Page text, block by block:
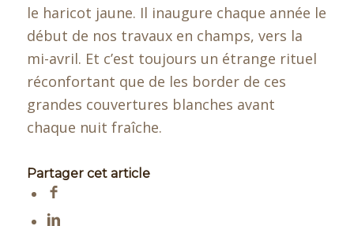
le haricot jaune. Il inaugure chaque année le
début de nos travaux en champs, vers la
mi-avril. Et c’est toujours un étrange rituel
réconfortant que de les border de ces
grandes couvertures blanches avant
chaque nuit fraîche.
Partager cet article